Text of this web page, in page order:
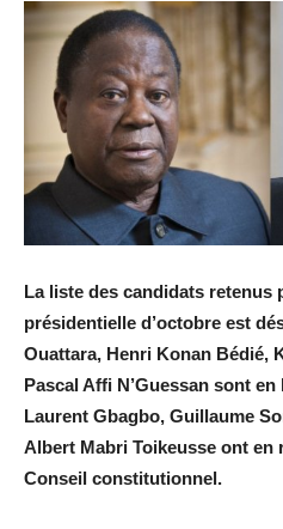
La liste des candidats retenus
présidentielle d’octobre est
Ouattara, Henri Konan Bédié,
Pascal Affi N’Guessan sont
Laurent Gbagbo, Guillaume
Albert Mabri Toikeusse ont en
Conseil constitutionnel.